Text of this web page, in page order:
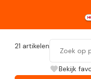
21 artikelen
Bekijk